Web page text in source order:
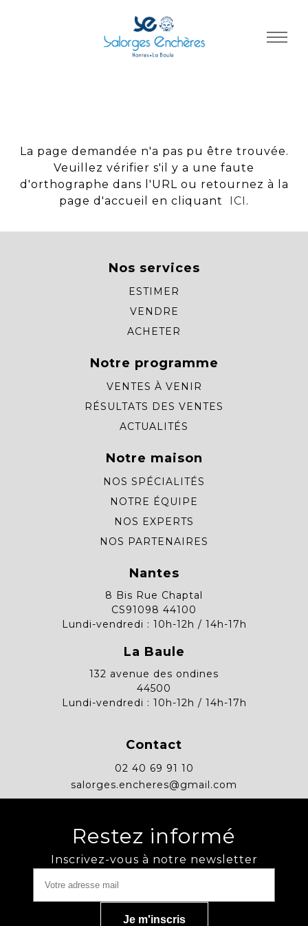
La page demandée n'a pas pu être trouvée.
Veuillez vérifier s'il y a une faute
d'orthographe dans l'URL ou retournez à la
page d'accueil en cliquant
ICI .
Nos services
ESTIMER
VENDRE
ACHETER
Notre programme
VENTES À VENIR
RÉSULTATS DES VENTES
ACTUALITÉS
Notre maison
NOS SPÉCIALITÉS
NOTRE ÉQUIPE
NOS EXPERTS
NOS PARTENAIRES
Nantes
8 Bis Rue Chaptal
CS91098 44100
Lundi-vendredi : 10h-12h / 14h-17h
La Baule
132 avenue des ondines
44500
Lundi-vendredi : 10h-12h / 14h-17h
Contact
02 40 69 91 10
salorges.encheres@gmail.com
Restez informé
Inscrivez-vous à notre newsletter